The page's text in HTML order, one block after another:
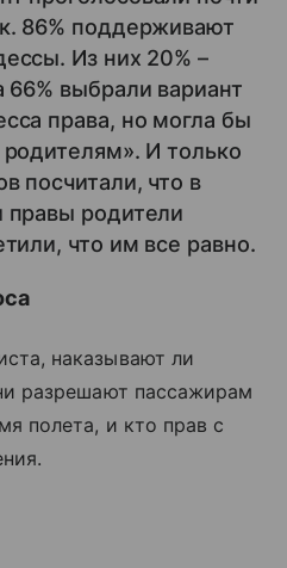
86% поддерживают
Из них 20% –
66% выбрали вариант
права, но могла бы
родителям». И только
посчитали, что в
правы родители
что им все равно.
наказывают ли
разрешают пассажирам
полета, и кто прав с